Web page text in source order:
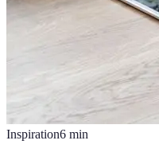
Inspiration6 min